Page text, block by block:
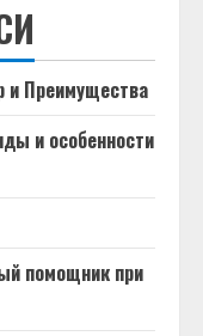
и Преимущества
и особенности
помощник при